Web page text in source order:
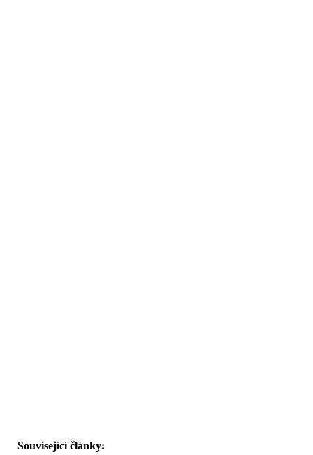
Související články: